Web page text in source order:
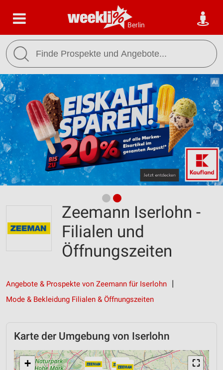
Berlin
Zeemann Iserlohn -
Filialen und
Öffnungszeiten
Angebote & Prospekte von Zeemann für Iserlohn
Mode & Bekleidung Filialen & Öffnungszeiten
Karte der Umgebung von Iserlohn
⛶
+